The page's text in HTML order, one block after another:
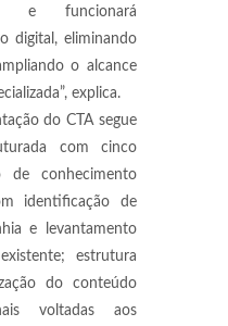
e funcionará
digital, eliminando
o alcance
explica.
do CTA segue
com cinco
de conhecimento
identificação de
e levantamento
estrutura
do conteúdo
voltadas aos